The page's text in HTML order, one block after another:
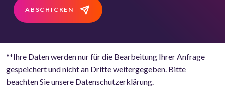
ABSCHICKEN
**Ihre Daten werden nur für die Bearbeitung Ihrer Anfrage
gespeichert und nicht an Dritte weitergegeben. Bitte
beachten Sie unsere Datenschutzerklärung.